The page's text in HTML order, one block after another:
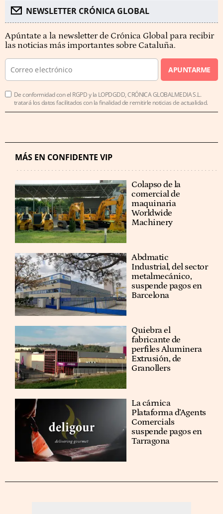
NEWSLETTER CRÓNICA GLOBAL
Apúntate a la newsletter de Crónica Global para recibir
las noticias más importantes sobre Cataluña.
APUNTARME
De conformidad con el RGPD y la LOPDGDD, CRÓNICA GLOBALMEDIA S.L.
tratará los datos facilitados con la finalidad de remitirle noticias de actualidad.
MÁS EN CONFIDENTE VIP
Colapso de la
comercial de
maquinaria
Worldwide
Machinery
Abdmatic
Industrial, del sector
metalmecánico,
suspende pagos en
Barcelona
Quiebra el
fabricante de
perfiles Aluminera
Extrusión, de
Granollers
La cárnica
Plataforma d’Agents
Comercials
suspende pagos en
Tarragona